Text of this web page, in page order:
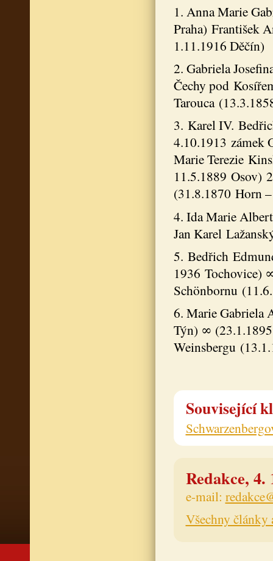
1. Anna Marie
Praha) František
1.11.1916 Děčín)
2. Gabriela
Čechy pod
Tarouca
3. Karel IV.
4.10.1913 zámek
Marie Terezie
11.5.1889 Osov)
(31.8.1870 Horn
4. Ida Marie
Jan Karel
5. Bedřich
1936 Tochovice)
Schönbornu
6. Marie Gabriela
Týn) ∞
Weinsbergu
Související
Redakce, 4.
e-mail:
Všechny články